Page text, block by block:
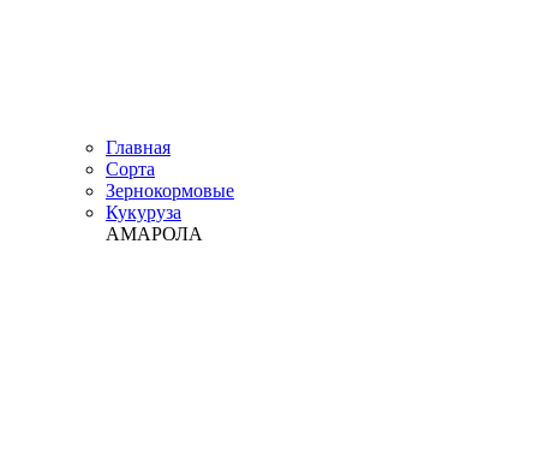
Главная
Сорта
Зернокормовые
Кукуруза
АМАРОЛА